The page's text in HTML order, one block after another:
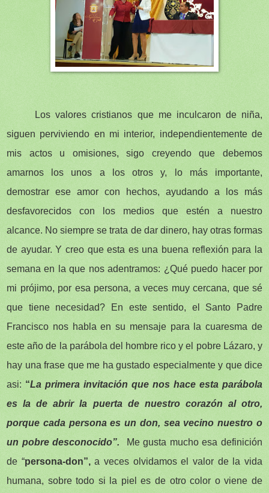
Los valores cristianos que me inculcaron de niña,
siguen perviviendo en mi interior, independientemente de
mis actos u omisiones, sigo creyendo que debemos
amarnos los unos a los otros y, lo más importante,
demostrar ese amor con hechos, ayudando a los más
desfavorecidos con los medios que estén a nuestro
alcance. No siempre se trata de dar dinero, hay otras formas
de ayudar. Y creo que esta es una buena reflexión para la
semana en la que nos adentramos: ¿Qué puedo hacer por
mi prójimo, por esa persona, a veces muy cercana, que sé
que tiene necesidad? En este sentido, el Santo Padre
Francisco nos habla en su mensaje para la cuaresma de
este año de la parábola del hombre rico y el pobre Lázaro, y
hay una frase que me ha gustado especialmente y que dice
asi: “La primera invitación que nos hace esta parábola
es la de abrir la puerta de nuestro corazón al otro,
porque cada persona es un don, sea vecino nuestro o
un pobre desconocido”. Me gusta mucho esa definición
de “persona-don”,a veces olvidamos el valor de la vida
humana, sobre todo si la piel es de otro color o viene de